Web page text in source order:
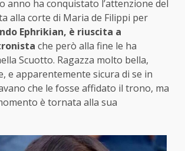
anno ha conquistato l’attenzione del
alla corte di Maria de Filippi per
Ephrikian, è riuscita a
che però alla fine le ha
Scuotto. Ragazza molto bella,
e apparentemente sicura di se in
che le fosse affidato il trono, ma
è tornata alla sua